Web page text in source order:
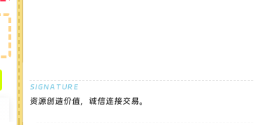
资源创造价值，诚信连接交易。